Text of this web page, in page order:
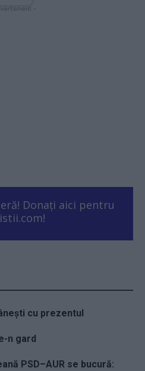
-
Donați aici pentru
cu prezentul
n gard
PSD–AUR se bucură: